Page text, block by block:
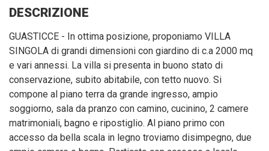
DESCRIZIONE
GUASTICCE - In ottima posizione, proponiamo VILLA
SINGOLA di grandi dimensioni con giardino di c.a 2000 mq
e vari annessi. La villa si presenta in buono stato di
conservazione, subito abitabile, con tetto nuovo. Si
compone al piano terra da grande ingresso, ampio
soggiorno, sala da pranzo con camino, cucinino, 2 camere
matrimoniali, bagno e ripostiglio. Al piano primo con
accesso da bella scala in legno troviamo disimpegno, due